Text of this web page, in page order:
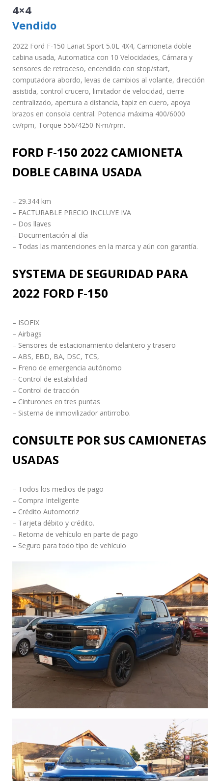
4×4
Vendido
2022 Ford F-150 Lariat Sport 5.0L 4X4, Camioneta doble
cabina usada, Automatica con 10 Velocidades, Cámara y
sensores de retroceso, encendido con stop/start,
computadora abordo, levas de cambios al volante, dirección
asistida, control crucero, limitador de velocidad, cierre
centralizado, apertura a distancia, tapiz en cuero, apoya
brazos en consola central. Potencia máxima 400/6000
cv/rpm, Torque 556/4250 N·m/rpm.
FORD F-150 2022 CAMIONETA
DOBLE CABINA USADA
– 29.344 km
– FACTURABLE PRECIO INCLUYE IVA
– Dos llaves
– Documentación al día
– Todas las mantenciones en la marca y aún con garantía.
SYSTEMA DE SEGURIDAD PARA
2022 FORD F-150
– ISOFIX
– Airbags
– Sensores de estacionamiento delantero y trasero
– ABS, EBD, BA, DSC, TCS,
– Freno de emergencia autónomo
– Control de estabilidad
– Control de tracción
– Cinturones en tres puntas
– Sistema de inmovilizador antirrobo.
CONSULTE POR SUS CAMIONETAS
USADAS
– Todos los medios de pago
– Compra Inteligente
– Crédito Automotriz
– Tarjeta débito y crédito.
– Retoma de vehículo en parte de pago
– Seguro para todo tipo de vehículo